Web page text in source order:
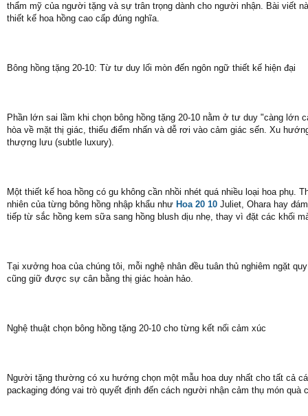
thẩm mỹ của người tặng và sự trân trọng dành cho người nhận. Bài viết
thiết kế hoa hồng cao cấp đúng nghĩa.
Bông hồng tặng 20-10: Từ tư duy lối mòn đến ngôn ngữ thiết kế hiện đại
Phần lớn sai lầm khi chọn bông hồng tặng 20-10 nằm ở tư duy "càng lớn
hòa về mặt thị giác, thiếu điểm nhấn và dễ rơi vào cảm giác sến. Xu
thượng lưu (subtle luxury).
Một thiết kế hoa hồng có gu không cần nhồi nhét quá nhiều loại hoa
nhiên của từng bông hồng nhập khẩu như Hoa 20 10 Juliet, Ohara hay
tiếp từ sắc hồng kem sữa sang hồng blush dịu nhẹ, thay vì đặt các khối
Tại xưởng hoa của chúng tôi, mỗi nghệ nhân đều tuân thủ nghiêm ngặt
cũng giữ được sự cân bằng thị giác hoàn hảo.
Nghệ thuật chọn bông hồng tặng 20-10 cho từng kết nối cảm xúc
Người tặng thường có xu hướng chọn một mẫu hoa duy nhất cho tất cả
packaging đóng vai trò quyết định đến cách người nhận cảm thụ món quà